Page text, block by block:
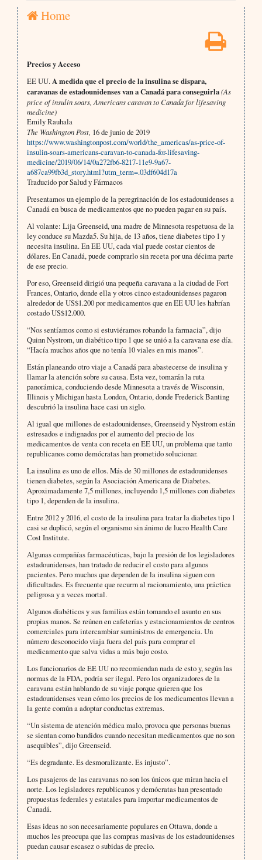
Home
Precios y Acceso
EE UU.A medida que el precio de la insulina se dispara,
caravanas de estadounidenses van a Canadá para conseguirla(As
price of insulin soars, Americans caravan to Canada for lifesaving
medicine)
Emily Rauhala
The Washington Post, 16 de junio de 2019
https://www.washingtonpost.com/world/the_americas/as-price-of-
insulin-soars-americans-caravan-to-canada-for-lifesaving-
medicine/2019/06/14/0a272fb6-8217-11e9-9a67-
a687ca99fb3d_story.html?utm_term=.03df604d17a
Traducido por Salud y Fármacos
Presentamos un ejemplo de la peregrinación de los estadounidenses a
Canadá en busca de medicamentos que no pueden pagar en su país.
Al volante: Lija Greenseid, una madre de Minnesota respetuosa de la
ley conduce su Mazda5. Su hija, de 13 años, tiene diabetes tipo 1 y
necesita insulina. En EE UU, cada vial puede costar cientos de
dólares. En Canadá, puede comprarlo sin receta por una décima parte
de ese precio.
Por eso, Greenseid dirigió una pequeña caravana a la ciudad de Fort
Frances, Ontario, donde ella y otros cinco estadounidenses pagaron
alrededor de US$1.200 por medicamentos que en EE UU les habrían
costado US$12.000.
“Nos sentíamos como si estuviéramos robando la farmacia”, dijo
Quinn Nystrom, un diabético tipo 1 que se unió a la caravana ese día.
“Hacía muchos años que no tenía 10 viales en mis manos”.
Están planeando otro viaje a Canadá para abastecerse de insulina y
llamar la atención sobre su causa. Esta vez, tomarán la ruta
panorámica, conduciendo desde Minnesota a través de Wisconsin,
Illinois y Michigan hasta London, Ontario, donde Frederick Banting
descubrió la insulina hace casi un siglo.
Al igual que millones de estadounidenses, Greenseid y Nystrom están
estresados ​​e indignados por el aumento del precio de los
medicamentos de venta con receta en EE UU, un problema que tanto
republicanos como demócratas han prometido solucionar.
La insulina es uno de ellos. Más de 30 millones de estadounidenses
tienen diabetes, según la Asociación Americana de Diabetes.
Aproximadamente 7,5 millones, incluyendo 1,5 millones con diabetes
tipo 1, dependen de la insulina.
Entre 2012 y 2016, el costo de la insulina para tratar la diabetes tipo 1
casi se duplicó, según el organismo sin ánimo de lucro Health Care
Cost Institute.
Algunas compañías farmacéuticas, bajo la presión de los legisladores
estadounidenses, han tratado de reducir el costo para algunos
pacientes. Pero muchos que dependen de la insulina siguen con
dificultades. Es frecuente que recurrn al racionamiento, una práctica
peligrosa y a veces mortal.
Algunos diabéticos y sus familias están tomando el asunto en sus
propias manos. Se reúnen en cafeterías y estacionamientos de centros
comerciales para intercambiar suministros de emergencia. Un
número desconocido viaja fuera del país para comprar el
medicamento que salva vidas a más bajo costo.
Los funcionarios de EE UU no recomiendan nada de esto y, según las
normas de la FDA, podría ser ilegal. Pero los organizadores de la
caravana están hablando de su viaje porque quieren que los
estadounidenses vean cómo los precios de los medicamentos llevan a
la gente común a adoptar conductas extremas.
“Un sistema de atención médica malo, provoca que personas buenas
se sientan como bandidos cuando necesitan medicamentos que no son
asequibles”, dijo Greenseid.
“Es degradante. Es desmoralizante. Es injusto”.
Los pasajeros de las caravanas no son los únicos que miran hacia el
norte. Los legisladores republicanos y demócratas han presentado
propuestas federales y estatales para importar medicamentos de
Canadá.
Esas ideas no son necesariamente populares en Ottawa, donde a
muchos les preocupa que las compras masivas de los estadounidenses
puedan causar escasez o subidas de precio.